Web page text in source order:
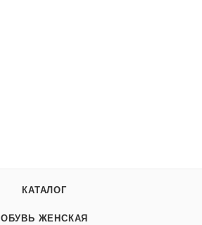
КАТАЛОГ
ОБУВЬ ЖЕНСКАЯ